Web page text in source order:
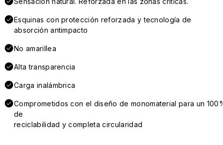
Esquinas con protección reforzada y tecnología de
absorción antimpacto
No amarillea
Alta transparencia
Carga inalámbrica
Comprometidos con el diseño de monomaterial para un
de
reciclabilidad y completa circularidad